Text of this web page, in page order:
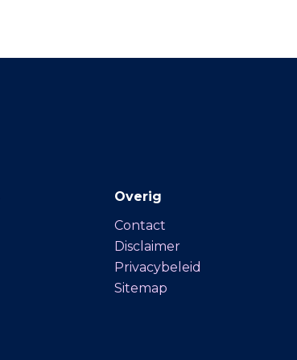
Overig
Contact
Disclaimer
Privacybeleid
Sitemap